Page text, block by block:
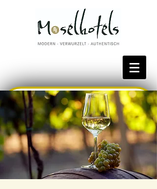
Bestpreis reservieren